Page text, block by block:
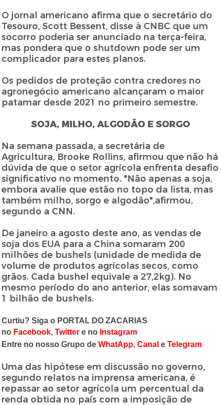
O jornal americano afirma que o secretário do
Tesouro, Scott Bessent, disse à CNBC que um
socorro poderia ser anunciado na terça-feira,
mas pondera que o shutdown pode ser um
complicador para estes planos.
Os pedidos de proteção contra credores no
agronegócio americano alcançaram o maior
patamar desde 2021 no primeiro semestre.
SOJA, MILHO, ALGODÃO E SORGO
Na semana passada, a secretária de
Agricultura, Brooke Rollins, afirmou que não há
dúvida de que o setor agrícola enfrenta desafio
significativo no momento. "Não apenas a soja,
embora avalie que estão no topo da lista, mas
também milho, sorgo e algodão",afirmou,
segundo a CNN.
De janeiro a agosto deste ano, as vendas de
soja dos EUA para a China somaram 200
milhões de bushels (unidade de medida de
volume de produtos agrícolas secos, como
grãos. Cada bushel equivale a 27,2kg). No
mesmo período do ano anterior, elas somavam
1 bilhão de bushels.
Curtiu? Siga o PORTAL DO ZACARIAS
no Facebook,Twitter e no Instagram
Entre no nosso Grupo deWhatApp,Canal eTelegram
Uma das hipótese em discussão no governo,
segundo relatos na imprensa americana, é
repassar ao setor agrícola um percentual da
renda obtida no país com a imposição de